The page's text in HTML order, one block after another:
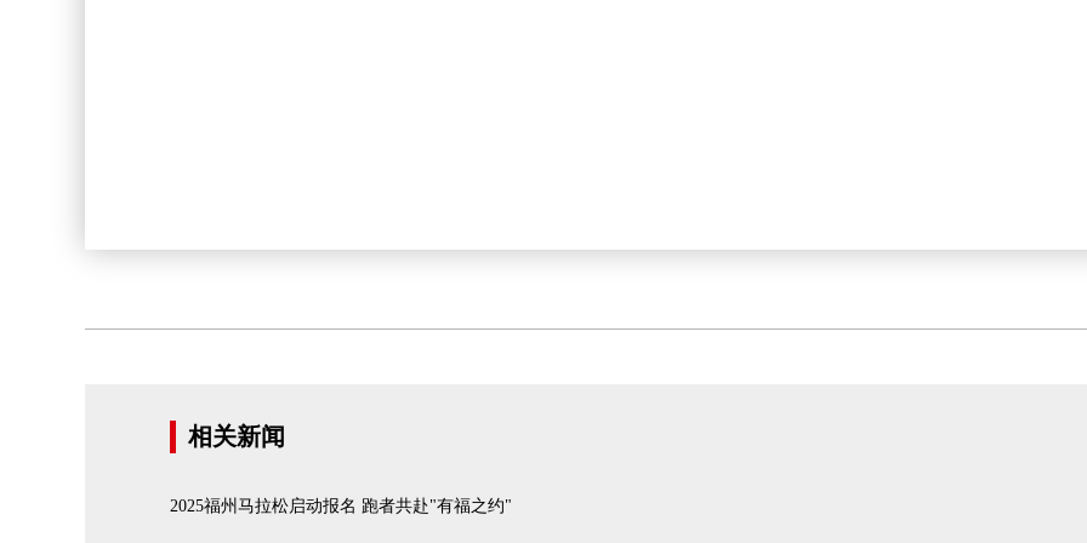
相关新闻
2025福州马拉松启动报名 跑者共赴"有福之约"